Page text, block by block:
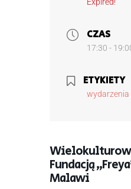
CZAS
17:30 -
ETYKIETY
wydarzenia
Fundacją
Malawi